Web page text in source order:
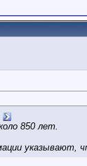
850 лет.
указывают,